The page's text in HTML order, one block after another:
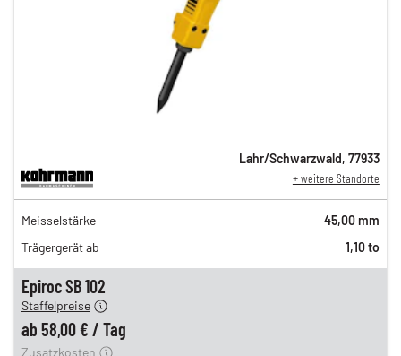
Epiroc SB 102
98,00 €
81,00 €
67,00 €
Staffelpreise
ab 58,00 € / Tag
12,00 €
Zusatzkosten
Lahr/Schwarzwald, 77933
+ weitere Standorte
Meisselstärke
45,00 mm
Trägergerät ab
1,10 to